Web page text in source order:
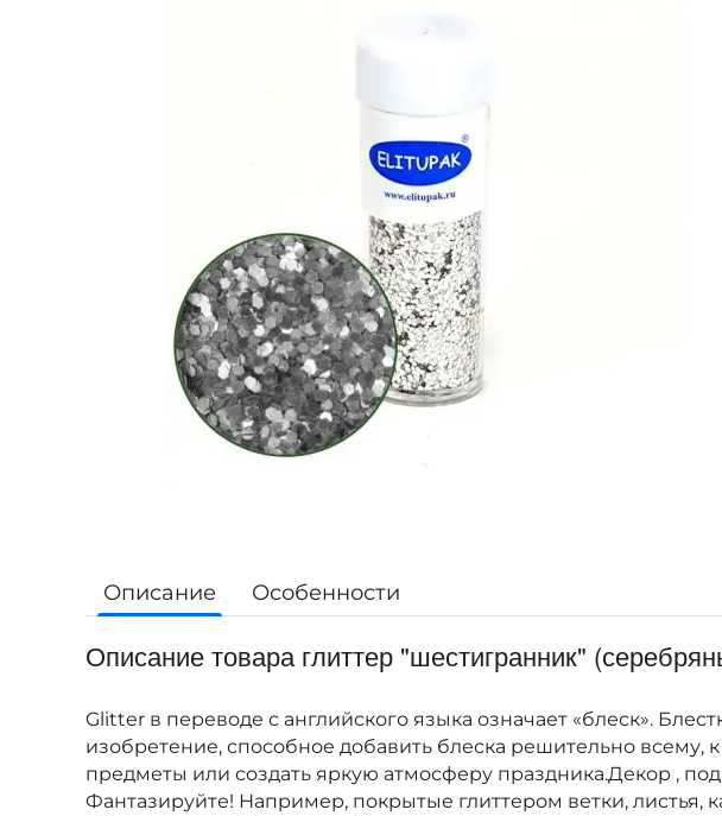
Описание Особенности
Описание товара глиттер "шестигранник"
Glitter в переводе с английского языка означает «блеск».
изобретение, способное добавить блеска решительно
предметы или создать яркую атмосферу праздника.Декор ,
Фантазируйте! Например, покрытые глиттером ветки,